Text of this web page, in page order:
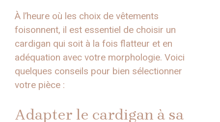
À l’heure où les choix de vêtements
foisonnent, il est essentiel de choisir un
cardigan qui soit à la fois flatteur et en
adéquation avec votre morphologie. Voici
quelques conseils pour bien sélectionner
votre pièce :
Adapter le cardigan à sa